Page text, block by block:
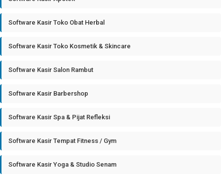
Software Kasir Toko Obat Herbal
Software Kasir Toko Kosmetik & Skincare
Software Kasir Salon Rambut
Software Kasir Barbershop
Software Kasir Spa & Pijat Refleksi
Software Kasir Tempat Fitness / Gym
Software Kasir Yoga & Studio Senam